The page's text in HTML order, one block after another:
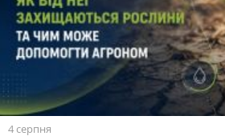
4 серпня